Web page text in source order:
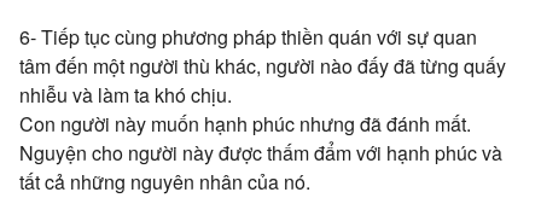
6- Tiếp tục cùng phương pháp thiền quán với sự quan
tâm đến một người thù khác, người nào đấy đã từng quấy
nhiễu và làm ta khó chịu.
Con người này muốn hạnh phúc nhưng đã đánh mất.
Nguyện cho người này được thấm đẩm với hạnh phúc và
tất cả những nguyên nhân của nó.